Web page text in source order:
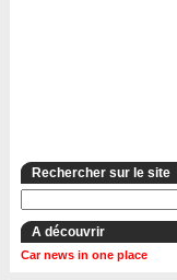
Rechercher sur le site
A découvrir
Car news in one place